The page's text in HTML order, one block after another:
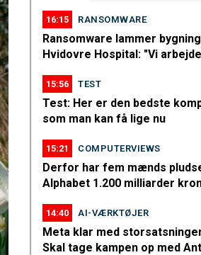
16:15 RANSOMWARE
Ransomware lammer
Hvidovre Hospital: "Vi
15:56 TEST
Test: Her er den bedste
som man kan få lige nu
15:21 COMPUTERVIEWS
Derfor har fem mænds
Alphabet 1.200 milliarder
14:40 AI-VÆRKTØJER
Meta klar med
Skal tage kampen op med